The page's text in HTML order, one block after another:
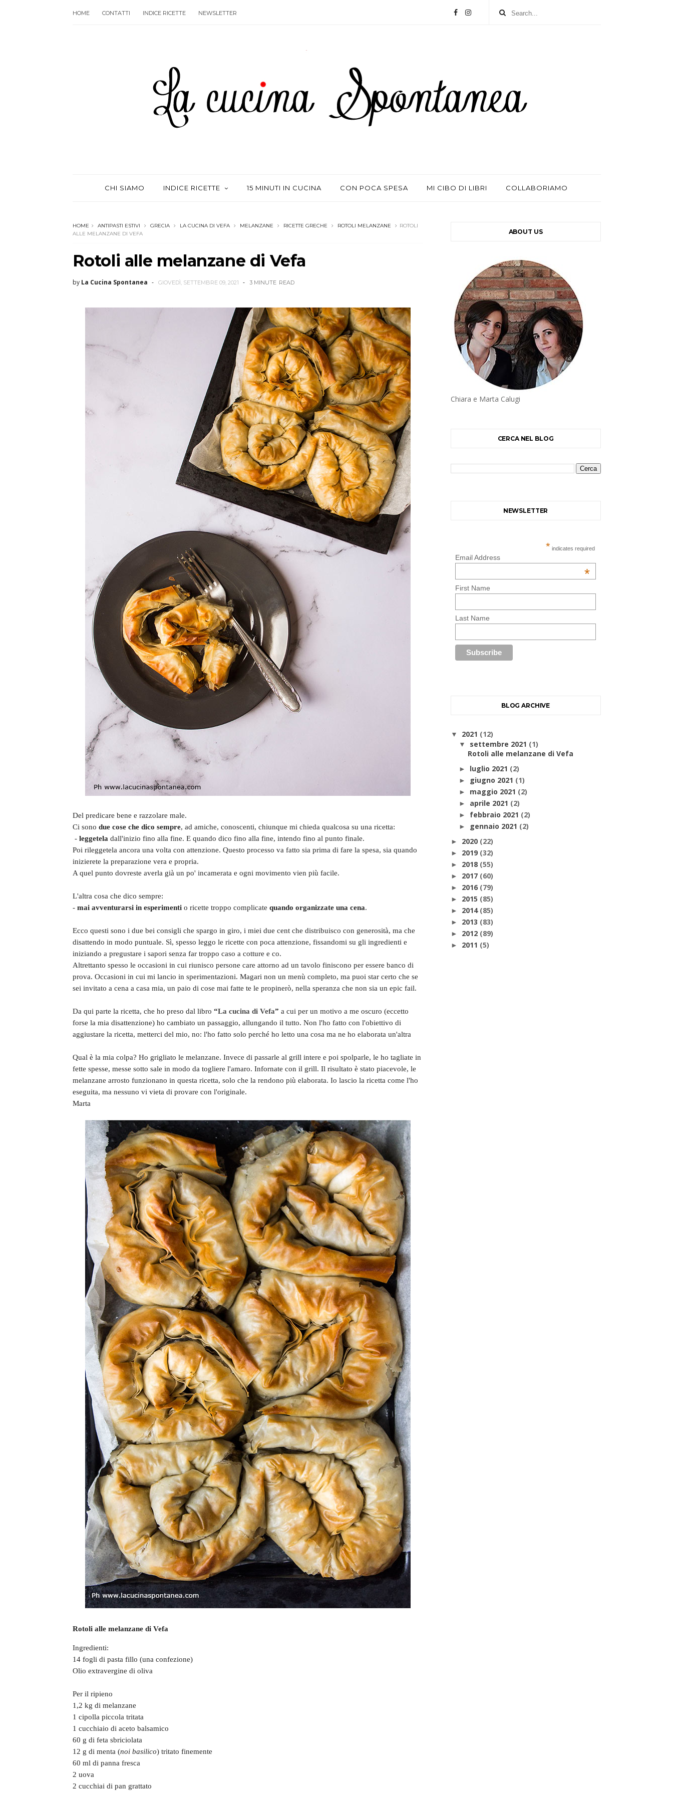
HOME CONTATTI INDICE RICETTE NEWSLETTER
CHI SIAMO INDICE RICETTE 15 MINUTI IN CUCINA CON POCA SPESA MI CIBO DI LIBRI COLLABORIAMO
HOME ANTIPASTI ESTIVI GRECIA LA CUCINA DI VEFA MELANZANE RICETTE GRECHE ROTOLI MELANZANE
ROTOLI
ALLE MELANZANE DI VEFA
Rotoli alle melanzane di Vefa
by La Cucina Spontanea GIOVEDÌ, SETTEMBRE 09, 2021 3 MINUTE READ
Del predicare bene e razzolare male.
Ci sono due cose che dico sempre, ad amiche, conoscenti, chiunque mi chieda qualcosa su una ricetta:
- leggetela dall'inizio fino alla fine. E quando dico fino alla fine, intendo fino al punto finale.
Poi rileggetela ancora una volta con attenzione. Questo processo va fatto sia prima di fare la spesa, sia quando
inizierete la preparazione vera e propria.
A quel punto dovreste averla già un po' incamerata e ogni movimento vien più facile.
L'altra cosa che dico sempre:
- mai avventurarsi in esperimentio ricette troppo complicate quando organizzate una cena.
Ecco questi sono i due bei consigli che spargo in giro, i miei due cent che distribuisco con generosità, ma che
disattendo in modo puntuale. Sì, spesso leggo le ricette con poca attenzione, fissandomi su gli ingredienti e
iniziando a pregustare i sapori senza far troppo caso a cotture e co.
Altrettanto spesso le occasioni in cui riunisco persone care attorno ad un tavolo finiscono per essere banco di
prova. Occasioni in cui mi lancio in sperimentazioni. Magari non un menù completo, ma puoi star certo che se
sei invitato a cena a casa mia, un paio di cose mai fatte te le propinerò, nella speranza che non sia un epic fail.
Da qui parte la ricetta, che ho preso dal libro “La cucina di Vefa” a cui per un motivo a me oscuro (eccetto
forse la mia disattenzione) ho cambiato un passaggio, allungando il tutto. Non l'ho fatto con l'obiettivo di
aggiustare la ricetta, metterci del mio, no: l'ho fatto solo perché ho letto una cosa ma ne ho elaborata un'altra
Qual è la mia colpa? Ho grigliato le melanzane. Invece di passarle al grill intere e poi spolparle, le ho tagliate in
fette spesse, messe sotto sale in modo da togliere l'amaro. Infornate con il grill. Il risultato è stato piacevole, le
melanzane arrosto funzionano in questa ricetta, solo che la rendono più elaborata. Io lascio la ricetta come l'ho
eseguita, ma nessuno vi vieta di provare con l'originale.
Marta
Rotoli alle melanzane di Vefa
Ingredienti:
14 fogli di pasta fillo (una confezione)
Olio extravergine di oliva
Per il ripieno
1,2 kg di melanzane
1 cipolla piccola tritata
1 cucchiaio di aceto balsamico
60 g di feta sbriciolata
12 g di menta (noi basilico) tritato finemente
60 ml di panna fresca
2 uova
2 cucchiai di pan grattato
ABOUT US
Chiara e Marta Calugi
CERCA NEL BLOG
NEWSLETTER
* indicates required
Email Address
*
First Name
Last Name
BLOG ARCHIVE
▼ 2021 (12)
▼ settembre 2021 (1)
Rotoli alle melanzane di Vefa
► luglio 2021 (2)
► giugno 2021 (1)
► maggio 2021 (2)
► aprile 2021 (2)
► febbraio 2021 (2)
► gennaio 2021 (2)
► 2020 (22)
► 2019 (32)
► 2018 (55)
► 2017 (60)
► 2016 (79)
► 2015 (85)
► 2014 (85)
► 2013 (83)
► 2012 (89)
► 2011 (5)